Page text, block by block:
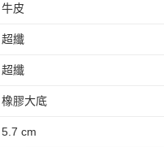
牛皮
超纖
超纖
橡膠大底
5.7 cm